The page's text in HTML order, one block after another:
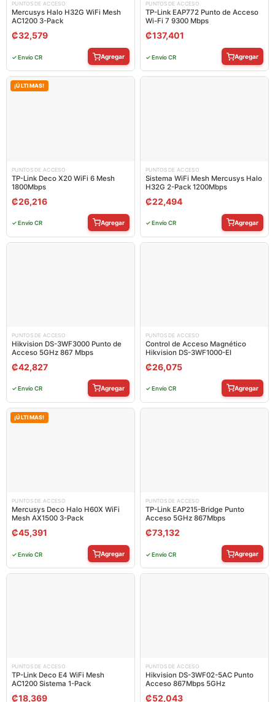
PUNTOS DE ACCESO
Mercusys Halo H32G WiFi Mesh
AC1200 3-Pack
₡32,579
✓ Envío CR Agregar
PUNTOS DE ACCESO
TP-Link EAP772 Punto de Acceso
Wi-Fi 7 9300 Mbps
₡137,401
✓ Envío CR Agregar
¡ÚLTIMAS!
PUNTOS DE ACCESO
TP-Link Deco X20 WiFi 6 Mesh
1800Mbps
₡26,216
✓ Envío CR Agregar
PUNTOS DE ACCESO
Sistema WiFi Mesh Mercusys Halo
H32G 2-Pack 1200Mbps
₡22,494
✓ Envío CR Agregar
PUNTOS DE ACCESO
Hikvision DS-3WF3000 Punto de
Acceso 5GHz 867 Mbps
₡42,827
✓ Envío CR Agregar
PUNTOS DE ACCESO
Control de Acceso Magnético
Hikvision DS-3WF1000-EI
₡26,075
✓ Envío CR Agregar
¡ÚLTIMAS!
PUNTOS DE ACCESO
Mercusys Deco Halo H60X WiFi
Mesh AX1500 3-Pack
₡45,391
✓ Envío CR Agregar
PUNTOS DE ACCESO
TP-Link EAP215-Bridge Punto
Acceso 5GHz 867Mbps
₡73,132
✓ Envío CR Agregar
PUNTOS DE ACCESO
TP-Link Deco E4 WiFi Mesh
AC1200 Sistema 1-Pack
₡18,369
PUNTOS DE ACCESO
Hikvision DS-3WF02-5AC Punto
Acceso 867Mbps 5GHz
₡52,043